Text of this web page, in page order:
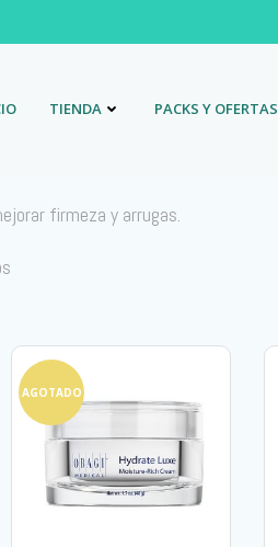
TIENDA PACKS Y OFERTAS
firmeza y arrugas.
AGOTADO